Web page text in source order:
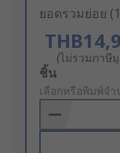
ยอดรวมย่อย
(ไม่รวมภาษี
Add
to
Basket
ชิ้น
เลือกหรือพิมพ์จ